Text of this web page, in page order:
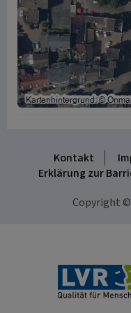
Kontakt
Erklärung zur
Copyright ©